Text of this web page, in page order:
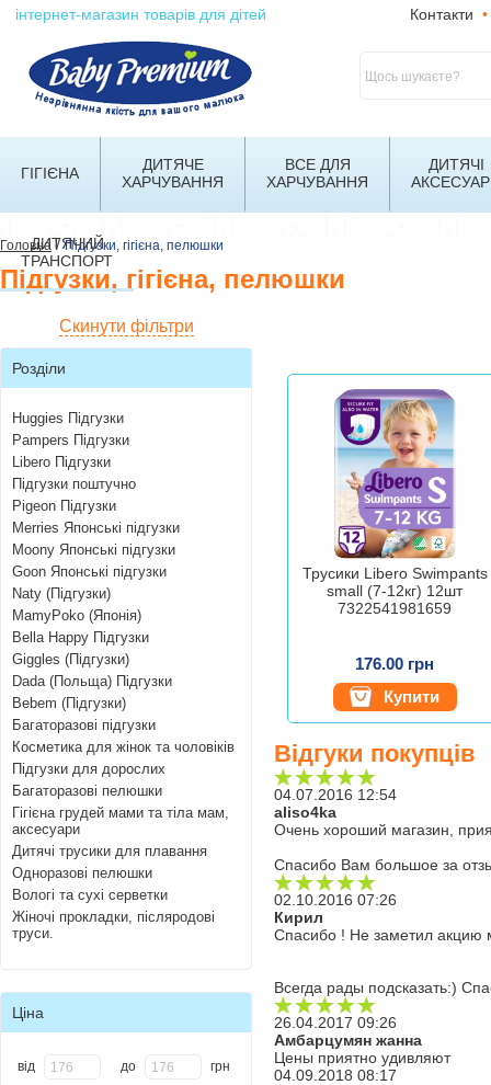
інтернет-магазин товарів для дітей Контакти •
ГІГІЄНА
ДИТЯЧЕ
ХАРЧУВАННЯ
ВСЕ ДЛЯ
ХАРЧУВАННЯ
ДИТЯЧІ
ДИТЯЧИЙ
ТРАНСПОРТ
Головна/Підгузки, гігієна, пелюшки
Підгузки, гігієна, пелюшки
Скинути фільтри
Розділи
Huggies Підгузки
Pampers Підгузки
Libero Підгузки
Підгузки поштучно
Pigeon Підгузки
Merries Японські підгузки
Moony Японські підгузки
Goon Японські підгузки
Naty (Підгузки)
MamyPoko (Японія)
Bella Happy Підгузки
Giggles (Підгузки)
Dada (Польща) Підгузки
Bebem (Підгузки)
Багаторазові підгузки
Косметика для жінок та чоловіків
Підгузки для дорослих
Багаторазові пелюшки
Гігієна грудей мами та тіла мам,
аксесуари
Дитячі трусики для плавання
Одноразові пелюшки
Вологі та сухі серветки
Жіночі прокладки, післяродові
труси.
Ціна
від до грн
Трусики Libero Swimpants
small (7-12кг) 12шт
7322541981659
176.00 грн
Купити
Відгуки покупців
04.07.2016 12:54
aliso4ka
Очень хороший магазин,
Спасибо Вам большое за
02.10.2016 07:26
Кирил
Спасибо ! Не заметил акцию
Всегда рады подсказать:)
26.04.2017 09:26
Амбарцумян жанна
Цены приятно удивляют
04.09.2018 08:17